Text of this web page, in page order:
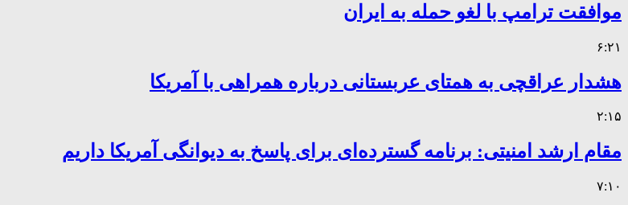
موافقت ترامپ با لغو حمله به ایران
۶:۲۱
هشدار عراقچی به همتای عربستانی درباره همراهی با آمریکا
۲:۱۵
مقام ارشد امنیتی: برنامه گسترده‌ای برای پاسخ به دیوانگی آمریکا داریم
۷:۱۰